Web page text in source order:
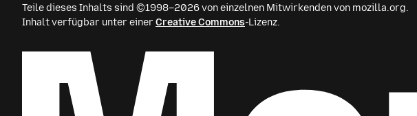
Teile dieses Inhalts sind ©1998–2026 von einzelnen Mitwirkenden von mozilla.org.
Inhalt verfügbar unter einer Creative Commons-Lizenz.